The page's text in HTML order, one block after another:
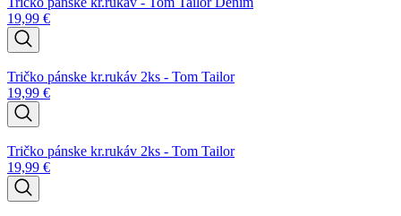
19,99 €
Tričko pánske kr.rukáv 2ks - Tom Tailor
19,99 €
Tričko pánske kr.rukáv 2ks - Tom Tailor
19,99 €